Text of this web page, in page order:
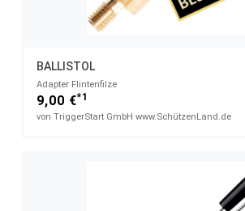
BALLISTOL
Adapter Flintenfilze
9,00 €*1
von TriggerStart GmbH www.SchützenLand.de